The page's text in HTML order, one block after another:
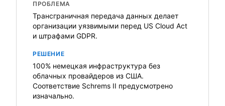
ПРОБЛЕМА
Трансграничная передача данных делает
организации уязвимыми перед US Cloud Act
и штрафами GDPR.
РЕШЕНИЕ
100% немецкая инфраструктура без
облачных провайдеров из США.
Соответствие Schrems II предусмотрено
изначально.